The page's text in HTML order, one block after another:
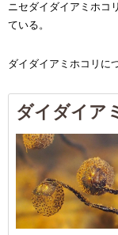
ニセダイダイアミホコ
ている。
ダイダイアミホコリに